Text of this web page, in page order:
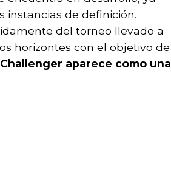
instancias de definición.
del torneo llevado a
horizontes con el objetivo de
aparece como una